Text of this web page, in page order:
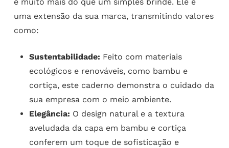
é muito mais do que um simples brinde. Ele é
uma extensão da sua marca, transmitindo valores
como:
Sustentabilidade: Feito com materiais
ecológicos e renováveis, como bambu e
cortiça, este caderno demonstra o cuidado da
sua empresa com o meio ambiente.
Elegância: O design natural e a textura
aveludada da capa em bambu e cortiça
conferem um toque de sofisticação e